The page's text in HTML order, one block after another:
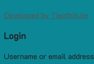
Developed by Tiepthitute
Login
Username or email address